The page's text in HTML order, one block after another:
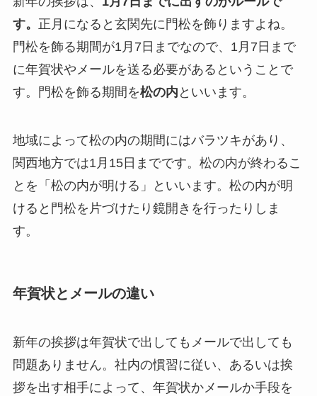
す。 正月になると玄関先に門松を飾りますよね。
門松を飾る期間が1月7日までなので、1月7日まで
に年賀状やメールを送る必要があるということで
す。門松を飾る期間を松の内 といいます。
地域によって松の内の期間にはバラツキがあり、
関西地方では1月15日までです。松の内が終わるこ
とを「松の内が明ける」といいます。松の内が明
けると門松を片づけたり鏡開きを行ったりしま
す。
年賀状とメールの違い
新年の挨拶は年賀状で出してもメールで出しても
問題ありません。社内の慣習に従い、あるいは挨
拶を出す相手によって、年賀状かメールか手段を